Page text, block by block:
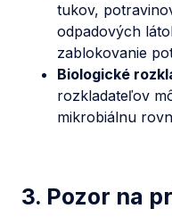
tukov,
odpadových
zablokovanie
Biologické
rozkladateľov
mikrobiálnu
3. Pozor na